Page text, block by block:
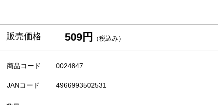
販売価格 509円 （税込み）
商品コード 0024847
JANコード 4966993502531